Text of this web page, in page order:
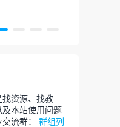
资源、找教
本站使用问题
流群： 群组列